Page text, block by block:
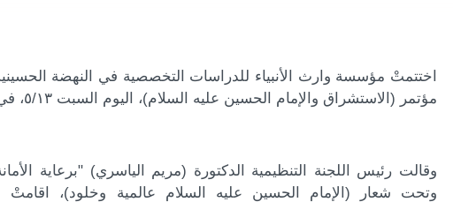
اختتمتْ مؤسسة وارث الأنبياء للدراسات التخصصية في النهضة الحسينية
مؤتمر (الاستشراق والإمام الحسين عليه السلام)، اليوم السبت ٥/١٣، في الصحن الحسيني الشريف.
وقالت رئيس اللجنة التنظيمية الدكتورة (مريم الياسري) "برعاية
وتحت شعار (الإمام الحسين عليه السلام عالمية وخلود)، اقامتْ